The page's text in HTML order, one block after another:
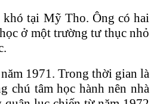
khó tại Mỹ Tho. Ông có hai
ở một trường tư thục nhỏ
1971. Trong thời gian là
chú tâm học hành nên nhà